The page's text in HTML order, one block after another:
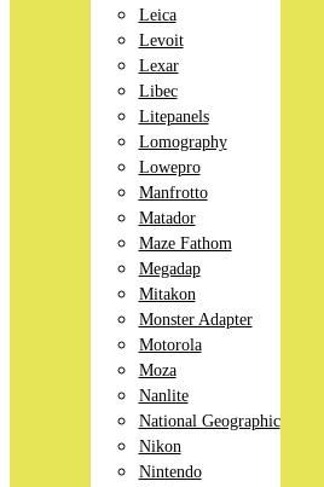
Leica
Levoit
Lexar
Libec
Litepanels
Lomography
Lowepro
Manfrotto
Matador
Maze Fathom
Megadap
Mitakon
Monster Adapter
Motorola
Moza
Nanlite
National Geographic
Nikon
Nintendo